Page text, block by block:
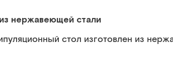
нержавеющей стали
стол изготовлен из